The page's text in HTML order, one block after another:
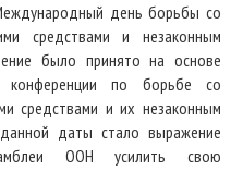
день борьбы со
средствами и незаконным
было принято на основе
конференции по борьбе со
средствами и их незаконным
даты стало выражение
ООН усилить свою